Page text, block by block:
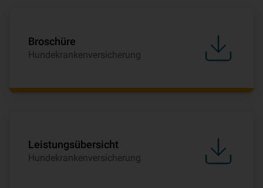
Broschüre
Hundekrankenversicherung
Leistungsübersicht
Hundekrankenversicherung